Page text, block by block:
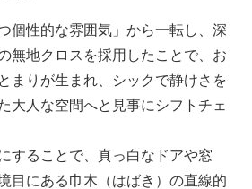
個性的な雰囲気」から一転し、深
無地クロスを採用したことで、お
まりが生まれ、シックで静けさを
大人な空間へと見事にシフトチェ
することで、真っ白なドアや窓
目にある巾木（はばき）の直線的